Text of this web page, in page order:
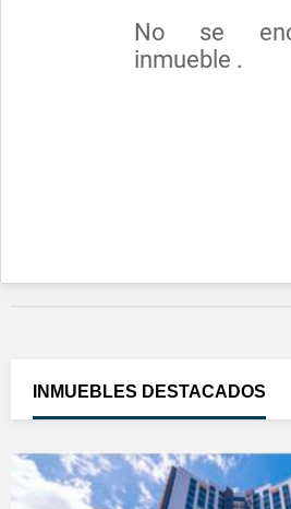
No se
inmueble .
INMUEBLES DESTACADOS